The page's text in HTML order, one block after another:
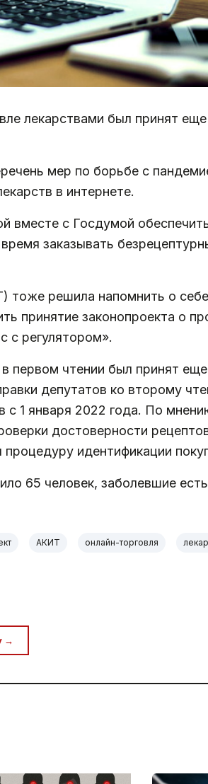
лекарствами был принят
мер по борьбе с
в интернете.
вместе с Госдумой
заказывать
решила напомнить о себе
принятие законопроекта о
с регулятором».
первом чтении был принят
депутатов ко второму
1 января 2022 года. По
достоверности
идентификации
65 человек, заболевшие
АКИТ онлайн-торговля
→